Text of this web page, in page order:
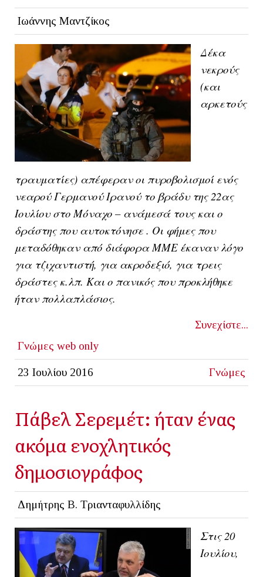
Ιωάννης Μαντζίκος
Δέκα
νεκρούς
(και
αρκετούς
τραυματίες) απέφεραν οι πυροβολισμοί ενός
νεαρού Γερμανού Ιρανού το βράδυ της 22ας
Ιουλίου στο Μόναχο – ανάμεσά τους και ο
δράστης που αυτοκτόνησε . Οι φήμες που
μεταδόθηκαν από διάφορα ΜΜΕ έκαναν λόγο
για τζιχαντιστή, για ακροδεξιό, για τρεις
δράστες κ.λπ. Και ο πανικός που προκλήθηκε
ήταν πολλαπλάσιος.
Συνεχίστε...
Γνώμες web only
23 Ιουλίου 2016 Γνώμες
Πάβελ Σερεμέτ: ήταν ένας
ακόμα ενοχλητικός
δημοσιογράφος
Δημήτρης Β. Τριανταφυλλίδης
Στις 20
Ιουλίου,